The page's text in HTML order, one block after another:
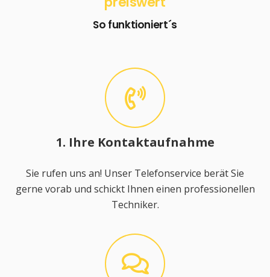
So funktioniert´s
1. Ihre Kontaktaufnahme
Sie rufen uns an! Unser Telefonservice berät Sie
gerne vorab und schickt Ihnen einen professionellen
Techniker.